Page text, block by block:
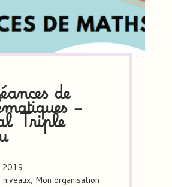
de
–
Triple
2019
, Mon organisation